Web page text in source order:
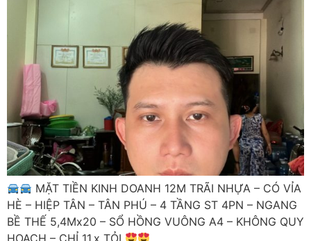
MẶT TIỀN KINH DOANH 12M TRÃI NHỰA – CÓ VỈA
HÈ – HIỆP TÂN – TÂN PHÚ – 4 TẦNG ST 4PN – NGANG
BỀ THẾ 5,4Mx20 – SỔ HỒNG VUÔNG A4 – KHÔNG QUY